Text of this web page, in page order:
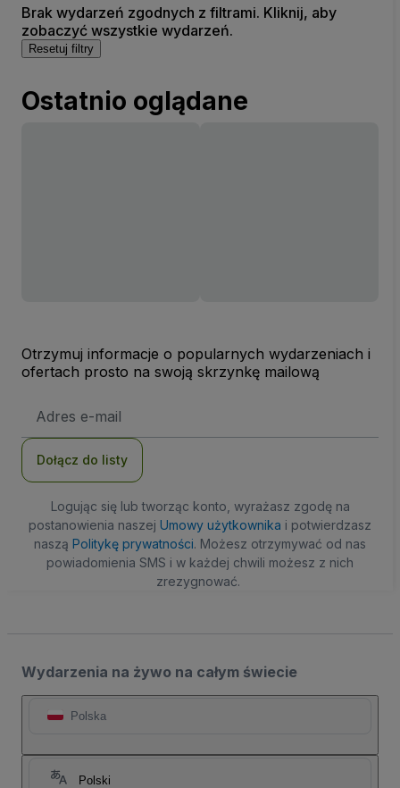
Brak wydarzeń zgodnych z filtrami. Kliknij, aby
zobaczyć wszystkie wydarzeń.
Resetuj filtry
Ostatnio oglądane
Otrzymuj informacje o popularnych wydarzeniach i
ofertach prosto na swoją skrzynkę mailową
e-
Dołącz do listy
Logując się lub tworząc konto, wyrażasz zgodę na
postanowienia naszej Umowy użytkownika i potwierdzasz
naszą Politykę prywatności. Możesz otrzymywać od nas
powiadomienia SMS i w każdej chwili możesz z nich
zrezygnować.
Wydarzenia na żywo na całym świecie
Polska
Polski